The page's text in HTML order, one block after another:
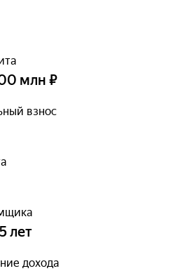
млн ₽
взнос
лет
дохода